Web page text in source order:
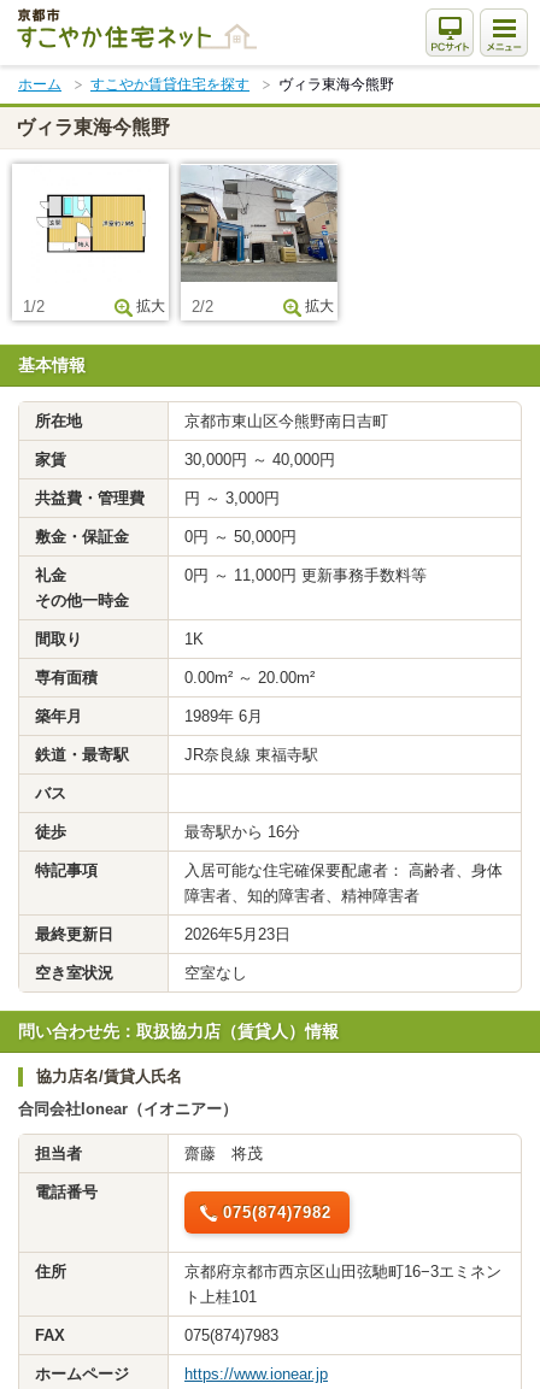
本
文
ま
で
ス
キ
ホーム すこやか賃貸住宅を探す ヴィラ東海今熊野
ヴィラ東海今熊野
1/2 拡大 2/2 拡大
基本情報
所在地 京都市東山区今熊野南日吉町
家賃 30,000円 ～ 40,000円
共益費・管理費 円 ～ 3,000円
敷金・保証金 0円 ～ 50,000円
礼金
その他一時金
0円 ～ 11,000円 更新事務手数料等
間取り 1K
専有面積 0.00m² ～ 20.00m²
築年月 1989年 6月
鉄道・最寄駅 JR奈良線 東福寺駅
バス
徒歩 最寄駅から 16分
特記事項
入居可能な住宅確保要配慮者： 高齢者、身体
障害者、知的障害者、精神障害者
最終更新日 2026年5月23日
空き室状況 空室なし
問い合わせ先：取扱協力店（賃貸人）情報
協力店名/賃貸人氏名
合同会社Ionear（イオニアー）
担当者 齋藤 将茂
電話番号
075(874)7982
住所
京都府京都市西京区山田弦馳町16−3エミネン
ト上桂101
FAX 075(874)7983
ホームページ https://www.ionear.jp